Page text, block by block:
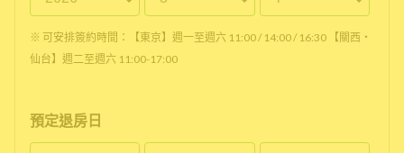
※ 可安排簽約時間：【東京】週一至週六 11:00 / 14:00 / 16:30 【關西・
仙台】週二至週六 11:00-17:00
預定退房日